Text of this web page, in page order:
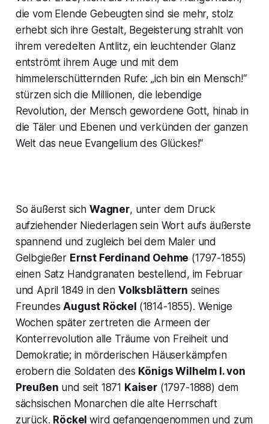
die vom Elende Gebeugten sind sie mehr, stolz
erhebt sich ihre Gestalt, Begeisterung strahlt von
ihrem veredelten Antlitz, ein leuchtender Glanz
entströmt ihrem Auge und mit dem
himmelerschütternden Rufe: „ich bin ein Mensch!“
stürzen sich die Millionen, die lebendige
Revolution, der Mensch gewordene Gott, hinab in
die Täler und Ebenen und verkünden der ganzen
Welt das neue Evangelium des Glückes!“
So äußerst sich Wagner, unter dem Druck
aufziehender Niederlagen sein Wort aufs äußerste
spannend und zugleich bei dem Maler und
Gelbgießer Ernst Ferdinand Oehme (1797-1855)
einen Satz Handgranaten bestellend, im Februar
und April 1849 in den Volksblättern seines
FreundesAugust Röckel (1814-1855). Wenige
Wochen später zertreten die Armeen der
Konterrevolution alle Träume von Freiheit und
Demokratie; in mörderischen Häuserkämpfen
erobern die Soldaten des Königs Wilhelm I. von
Preußen und seit 1871 Kaiser(1797-1888) dem
sächsischen Monarchen die alte Herrschaft
zurück. Röckelwird gefangengenommen und zum